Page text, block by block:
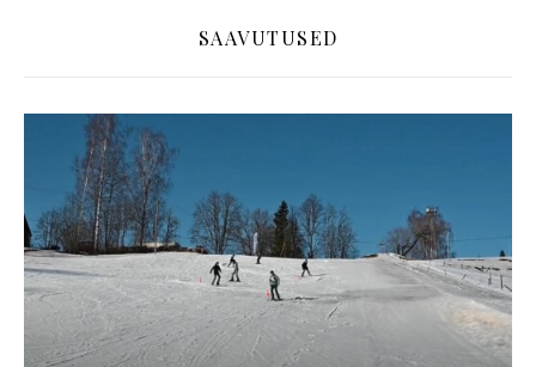
SAAVUTUSED